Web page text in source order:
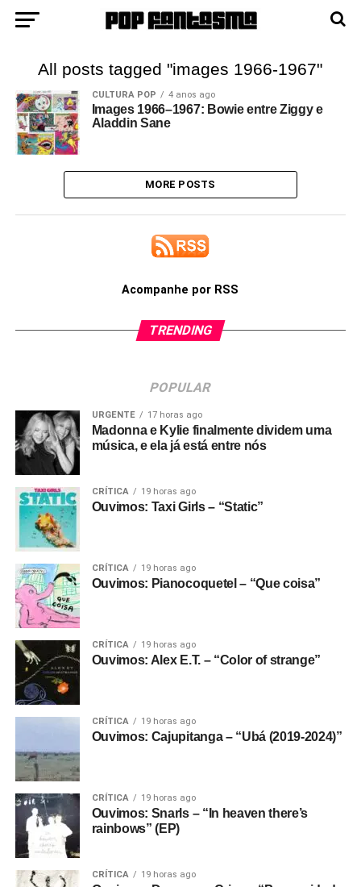
All posts tagged "images 1966-1967"
CULTURA POP 4 anos ago
Images 1966–1967: Bowie entre Ziggy e
Aladdin Sane
MORE POSTS
Acompanhe por RSS
TRENDING
POPULAR
URGENTE 17 horas ago
Madonna e Kylie finalmente dividem uma
música, e ela já está entre nós
CRÍTICA 19 horas ago
Ouvimos: Taxi Girls – “Static”
CRÍTICA 19 horas ago
Ouvimos: Pianocoquetel – “Que coisa”
CRÍTICA 19 horas ago
Ouvimos: Alex E.T. – “Color of strange”
CRÍTICA 19 horas ago
Ouvimos: Cajupitanga – “Ubá (2019-2024)”
CRÍTICA 19 horas ago
Ouvimos: Snarls – “In heaven there’s
rainbows” (EP)
CRÍTICA 19 horas ago